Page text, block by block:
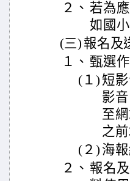
２、 若為
如國
(三) 報名及
１、 甄選
(１) 短
影
至
之
(２) 海
２、 報名